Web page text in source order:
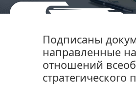
железнодорожной продукции
Подписаны
направленные
отношений
стратегического